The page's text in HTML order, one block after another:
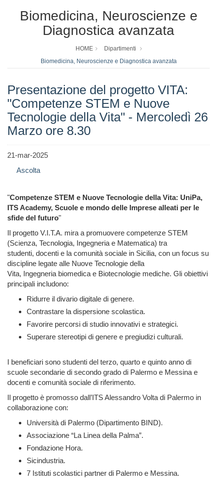
Biomedicina, Neuroscienze e
Diagnostica avanzata
HOME
Dipartimenti
Biomedicina, Neuroscienze e Diagnostica avanzata
Presentazione del progetto VITA:
"Competenze STEM e Nuove
Tecnologie della Vita" - Mercoledì 26
Marzo ore 8.30
21-mar-2025
Ascolta
"Competenze STEM e Nuove Tecnologie della Vita: UniPa,
ITS Academy, Scuole e mondo delle Imprese alleati per le
sfide del futuro"
Il progetto V.I.T.A. mira a promuovere competenze STEM
(Scienza, Tecnologia, Ingegneria e Matematica) tra
studenti, docenti e la comunità sociale in Sicilia, con un focus su
discipline legate alle Nuove Tecnologie della
Vita, Ingegneria biomedica e Biotecnologie mediche. Gli obiettivi
principali includono:
Ridurre il divario digitale di genere.
Contrastare la dispersione scolastica.
Favorire percorsi di studio innovativi e strategici.
Superare stereotipi di genere e pregiudizi culturali.
I beneficiari sono studenti del terzo, quarto e quinto anno di
scuole secondarie di secondo grado di Palermo e Messina e
docenti e comunità sociale di riferimento.
Il progetto è promosso dall’ITS Alessandro Volta di Palermo in
collaborazione con:
Università di Palermo (Dipartimento BIND).
Associazione “La Linea della Palma”.
Fondazione Hora.
Sicindustria.
7 Istituti scolastici partner di Palermo e Messina.